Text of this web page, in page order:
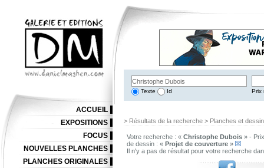
Texte Id Prix
> Résultats de la recherche > Planches et
Votre recherche : « Christophe Dubois » -
de dessin : « Projet de couverture »
Il n'y a pas de résultat pour votre recherche
ACCUEIL
EXPOSITIONS
FOCUS
NOUVELLES PLANCHES
PLANCHES ORIGINALES